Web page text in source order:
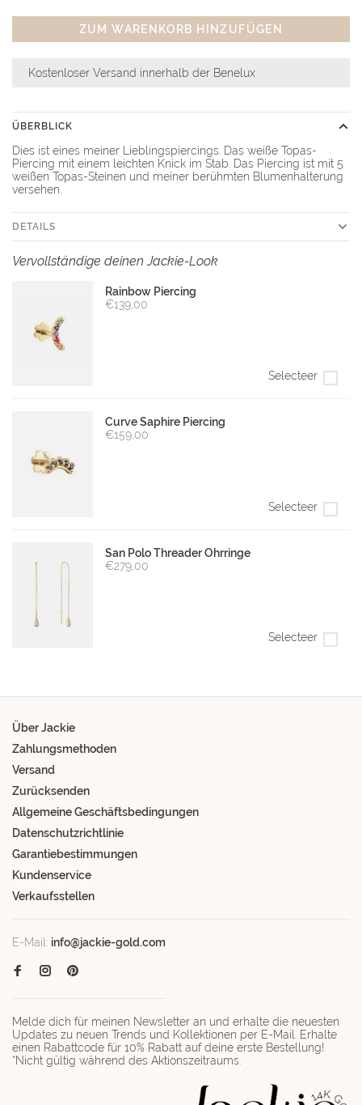
ZUM WARENKORB HINZUFÜGEN
Kostenloser Versand innerhalb der Benelux
ÜBERBLICK
Dies ist eines meiner Lieblingspiercings. Das weiße Topas-
Piercing mit einem leichten Knick im Stab. Das Piercing ist mit 5
weißen Topas-Steinen und meiner berühmten Blumenhalterung
versehen.
DETAILS
Vervollständige deinen Jackie-Look
Rainbow Piercing
€139,00
Selecteer
Curve Saphire Piercing
€159,00
Selecteer
San Polo Threader Ohrringe
€279,00
Selecteer
Über Jackie
Zahlungsmethoden
Versand
Zurücksenden
Allgemeine Geschäftsbedingungen
Datenschutzrichtlinie
Garantiebestimmungen
Kundenservice
Verkaufsstellen
E-Mail: info@jackie-gold.com
Melde dich für meinen Newsletter an und erhalte die neuesten
Updates zu neuen Trends und Kollektionen per E-Mail. Erhalte
einen Rabattcode für 10% Rabatt auf deine erste Bestellung!
*Nicht gültig während des Aktionszeitraums.